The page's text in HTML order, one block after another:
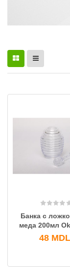
Банка с
меда 200мл
48 MDL